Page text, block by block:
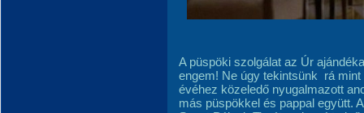
A püspöki szolgálat az Úr
engem! Ne úgy tekintsünk rá
évéhez közeledő nyugalmazott
más püspökkel és pappal együtt.